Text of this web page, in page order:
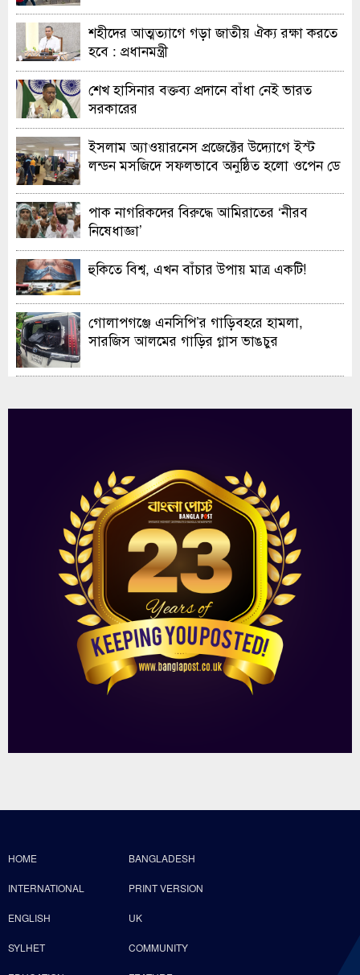
শহীদের আত্মত্যাগে গড়া জাতীয় ঐক্য রক্ষা করতে
হবে : প্রধানমন্ত্রী
শেখ হাসিনার বক্তব্য প্রদানে বাঁধা নেই ভারত
সরকারের
ইসলাম অ্যাওয়ারনেস প্রজেক্টের উদ্যোগে ইস্ট
লন্ডন মসজিদে সফলভাবে অনুষ্ঠিত হলো ওপেন ডে
পাক নাগরিকদের বিরুদ্ধে আমিরাতের ‘নীরব
নিষেধাজ্ঞা’
হুকিতে বিশ্ব, এখন বাঁচার উপায় মাত্র একটি!
গোলাপগঞ্জে এনসিপি’র গাড়িবহরে হামলা,
সারজিস আলমের গাড়ির গ্লাস ভাঙচুর
HOME BANGLADESH
INTERNATIONAL PRINT VERSION
ENGLISH UK
SYLHET COMMUNITY